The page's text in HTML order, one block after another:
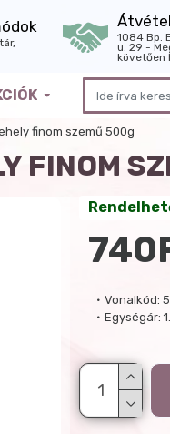
1084 Bp.
u. 29 -
követően
finom szemű 500g
FINOM
Vonalkód:
Egységár: